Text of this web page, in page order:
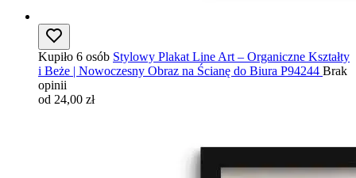
Kupiło 6 osób Stylowy Plakat Line Art – Organiczne Kształty
i Beże | Nowoczesny Obraz na Ścianę do Biura P94244 Brak
opinii
od 24,00 zł